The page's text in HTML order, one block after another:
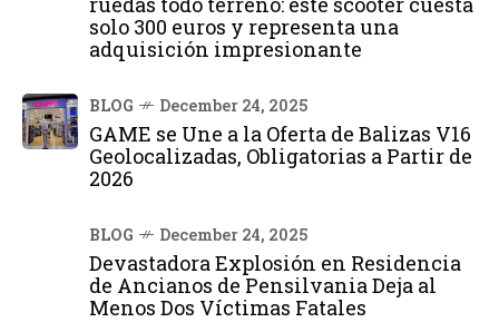
solo 300 euros y representa una
adquisición impresionante
BLOG December 24, 2025
GAME se Une a la Oferta de Balizas V16
Geolocalizadas, Obligatorias a Partir de
2026
BLOG December 24, 2025
Devastadora Explosión en Residencia
de Ancianos de Pensilvania Deja al
Menos Dos Víctimas Fatales